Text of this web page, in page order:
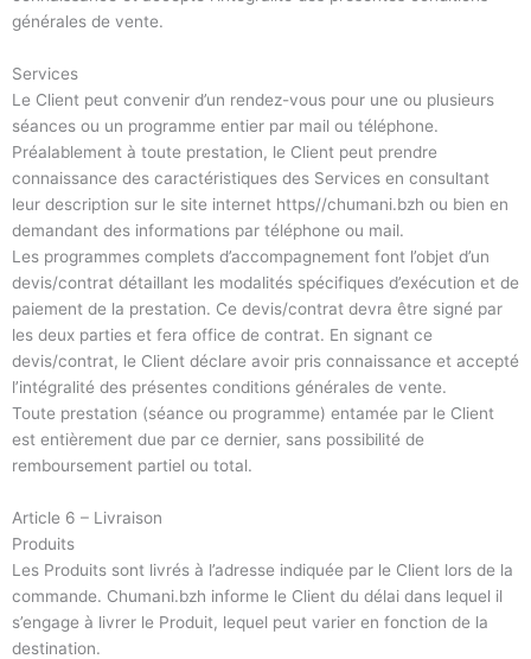
générales de vente.
Services
Le Client peut convenir d’un rendez-vous pour une ou plusieurs
séances ou un programme entier par mail ou téléphone.
Préalablement à toute prestation, le Client peut prendre
connaissance des caractéristiques des Services en consultant
leur description sur le site internet https//chumani.bzh ou bien en
demandant des informations par téléphone ou mail.
Les programmes complets d’accompagnement font l’objet d’un
devis/contrat détaillant les modalités spécifiques d’exécution et de
paiement de la prestation. Ce devis/contrat devra être signé par
les deux parties et fera office de contrat. En signant ce
devis/contrat, le Client déclare avoir pris connaissance et accepté
l’intégralité des présentes conditions générales de vente.
Toute prestation (séance ou programme) entamée par le Client
est entièrement due par ce dernier, sans possibilité de
remboursement partiel ou total.
Article 6 – Livraison
Produits
Les Produits sont livrés à l’adresse indiquée par le Client lors de la
commande. Chumani.bzh informe le Client du délai dans lequel il
s’engage à livrer le Produit, lequel peut varier en fonction de la
destination.